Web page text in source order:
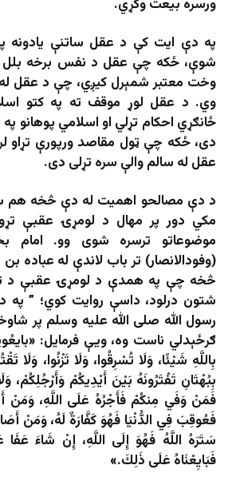
ورسره بیعت وکړي.
په دې ایت کې د عقل ساتنې یادونه
شوې، ځکه چې عقل د نفس برخه بلل
وخت معتبر شمېرل کیږي، چې د عقل
وي. د عقل لوړ موقف ته په کتو
ځانګړي احکام تړلي او اسلامي پوهانو
دی، ځکه چې ټول مقاصد ورپورې تړاو
عقل له سالم والې سره تړلی دی.
د دې مصالحو اهمیت له دې څخه هم
مکي دور پر مهال د لومړۍ عقبې
موضوعاتو ترسره شوی وو. امام
(وفودالانصار) تر باب لاندې له عباده
څخه چې په همدې د لومړۍ عقبې د
شتون درلود، داسې روایت کوي؛ ”
رسول الله صلی الله علیه وسلم پر
ګرځېدلي ناست وه، ویې فرمایل:
بِاللَّهِ شَيْئًا، وَلَا تُسْرِقُوا، وَلَا تَزْنُوا، وَلَا
بِبُهْتَانِ تَفْتَرُونَهُ بَيْنَ أَيْدِيكُمْ وَأَرْجُلِكُمْ،
فَمَنْ وَفَي مِنكُمْ فَأَجْرُهُ عَلَى اللَّهِ،
فَعُوقِبَ فِي الدُّنْيَا فَهُوَ كَفَّارَةٌ لَهُ، وَمَنْ
سَتَرَهُ اللَّهُ فَهُوَ إِلَى اللَّهِ، إِنْ شَاءَ عَفَا
فَبَايِعْنَاهُ عَلَى ذَلِكَ.»